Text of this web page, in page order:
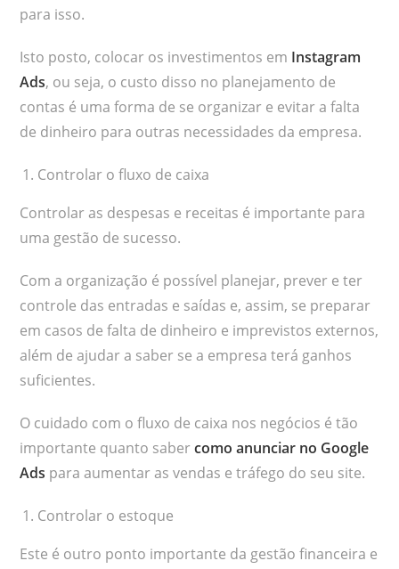
para isso.
Isto posto, colocar os investimentos em Instagram
Ads, ou seja, o custo disso no planejamento de
contas é uma forma de se organizar e evitar a falta
de dinheiro para outras necessidades da empresa.
Controlar o fluxo de caixa
Controlar as despesas e receitas é importante para
uma gestão de sucesso.
Com a organização é possível planejar, prever e ter
controle das entradas e saídas e, assim, se preparar
em casos de falta de dinheiro e imprevistos externos,
além de ajudar a saber se a empresa terá ganhos
suficientes.
O cuidado com o fluxo de caixa nos negócios é tão
importante quanto sabercomo anunciar no Google
Ads para aumentar as vendas e tráfego do seu site.
Controlar o estoque
Este é outro ponto importante da gestão financeira e